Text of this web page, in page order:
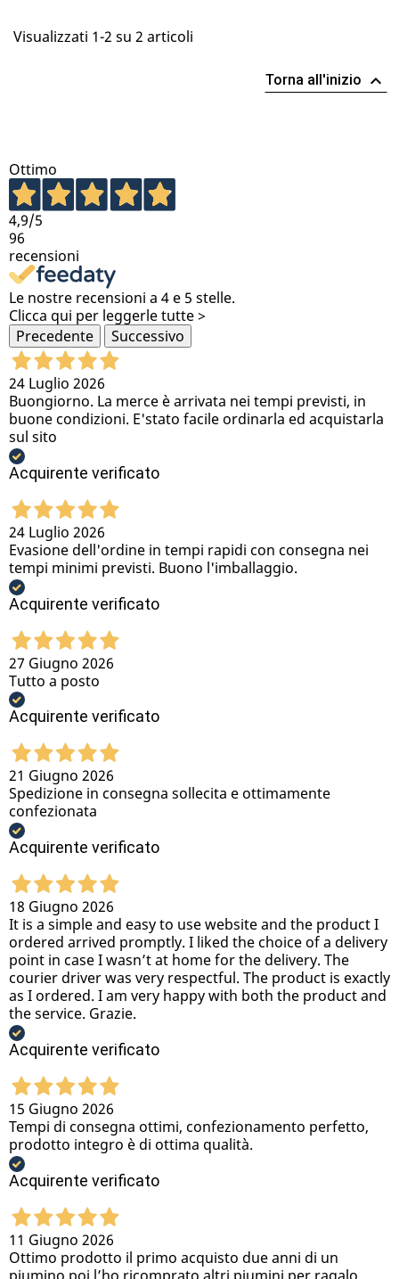
Visualizzati 1-2 su 2 articoli
Torna all'inizio 
Ottimo
4,9/5
96
recensioni
Le nostre recensioni a 4 e 5 stelle.
Clicca qui per leggerle tutte >
Precedente
Successivo
24 Luglio 2026
Buongiorno. La merce è arrivata nei tempi previsti, in
buone condizioni. E'stato facile ordinarla ed acquistarla
sul sito
Acquirente verificato
24 Luglio 2026
Evasione dell'ordine in tempi rapidi con consegna nei
tempi minimi previsti. Buono l'imballaggio.
Acquirente verificato
27 Giugno 2026
Tutto a posto
Acquirente verificato
21 Giugno 2026
Spedizione in consegna sollecita e ottimamente
confezionata
Acquirente verificato
18 Giugno 2026
It is a simple and easy to use website and the product I
ordered arrived promptly. I liked the choice of a delivery
point in case I wasn’t at home for the delivery. The
courier driver was very respectful. The product is exactly
as I ordered. I am very happy with both the product and
the service. Grazie.
Acquirente verificato
15 Giugno 2026
Tempi di consegna ottimi, confezionamento perfetto,
prodotto integro è di ottima qualità.
Acquirente verificato
11 Giugno 2026
Ottimo prodotto il primo acquisto due anni di un
piumino poi l’ho ricomprato altri piumini per ragalo,